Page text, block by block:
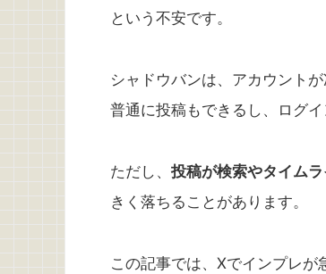
という不安です。
シャドウバンは、アカウント
普通に投稿もできるし、ログイ
ただし、 投稿が検索やタイム
きく落ちることがあります。
この記事では、Xでインプレ